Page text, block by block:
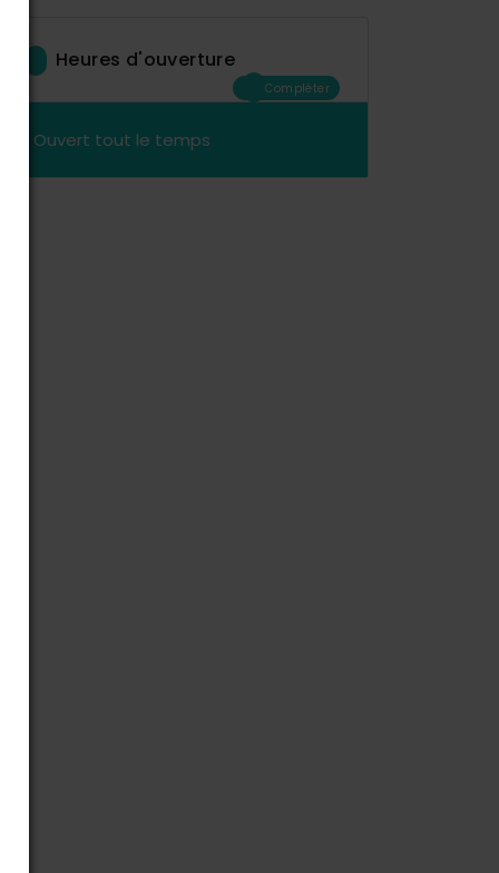
Heures d'ouverture
Compléter
Ouvert tout le temps